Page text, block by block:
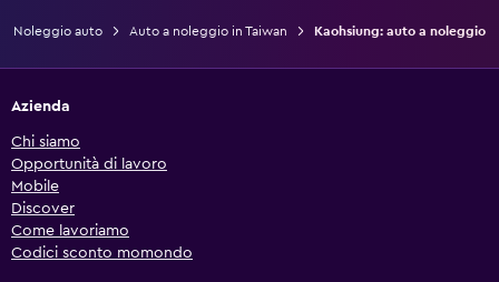
Noleggio auto Auto a noleggio in Taiwan Kaohsiung: auto a noleggio
Azienda
Chi siamo
Opportunità di lavoro
Mobile
Discover
Come lavoriamo
Codici sconto momondo